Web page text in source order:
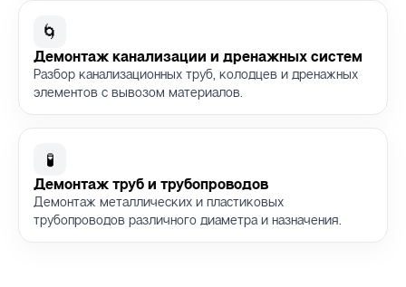
🌀
Демонтаж канализации и дренажных систем
Разбор канализационных труб, колодцев и дренажных
элементов с вывозом материалов.
🧪
Демонтаж труб и трубопроводов
Демонтаж металлических и пластиковых
трубопроводов различного диаметра и назначения.